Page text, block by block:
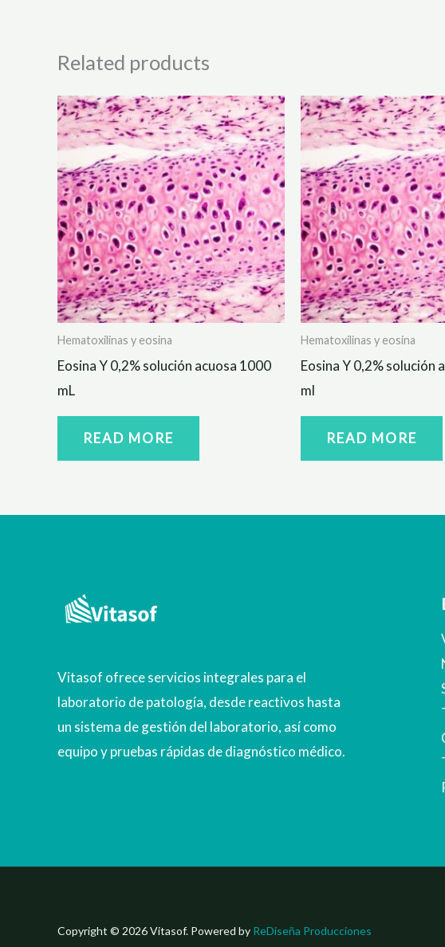
Related products
Hematoxilinas y eosina
Eosina Y 0,2% solución acuosa 1000
mL
READ MORE
Hematoxilinas y eosina
Eosina Y 0,2% solución
ml
READ MORE
Vitasof ofrece servicios integrales para el
laboratorio de patología, desde reactivos hasta
un sistema de gestión del laboratorio, así como
equipo y pruebas rápidas de diagnóstico médico.
Copyright © 2026 Vitasof. Powered by ReDiseña Producciones